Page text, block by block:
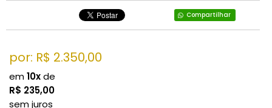
Compartilhar
por: R$ 2.350,00
em10xde
R$ 235,00
sem juros